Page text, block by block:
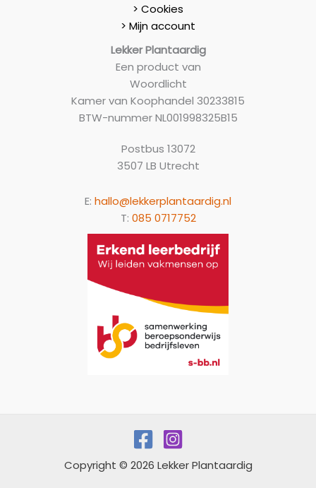
> Cookies
> Mijn account
Lekker Plantaardig
Een product van
Woordlicht
Kamer van Koophandel 30233815
BTW-nummer NL001998325B15
Postbus 13072
3507 LB Utrecht
E: hallo@lekkerplantaardig.nl
T: 085 0717752
Copyright © 2026 Lekker Plantaardig